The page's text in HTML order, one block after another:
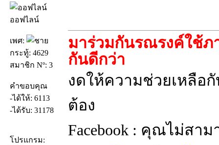
ออฟไลน์
เพศ:
กระทู้: 4629
สมาชิก Nº: 3
คำขอบคุณ
-ได้ให้: 6113
-ได้รับ: 31178
โปรแกรม:
มาร่วมกันรณรงค์ใช้ภ
กันดีกว่า
งดให้ความช่วยเหลือ
ต้อง
Facebook : คุณไม่สา